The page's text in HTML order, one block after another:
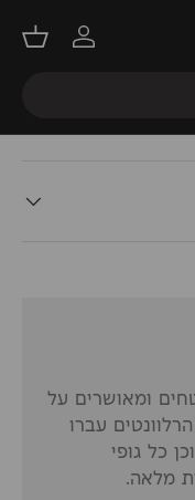
התחברות
סל
ומאושרים על
עברו
כל גופי
מלאה.